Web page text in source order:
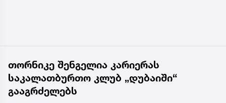
თორნიკე შენგელია კარიერას
საკალათბურთო კლუბ „დუბაიში“
გააგრძელებს